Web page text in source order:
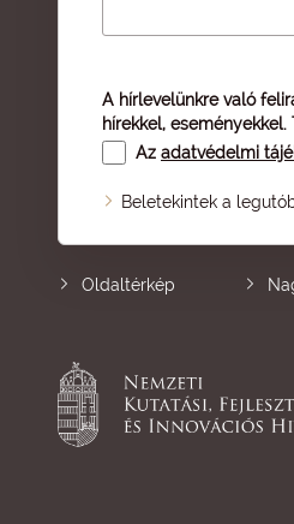
A hírlevelünkre való
hírekkel,
Az adatvédelmi
Beletekintek a
Oldaltérkép